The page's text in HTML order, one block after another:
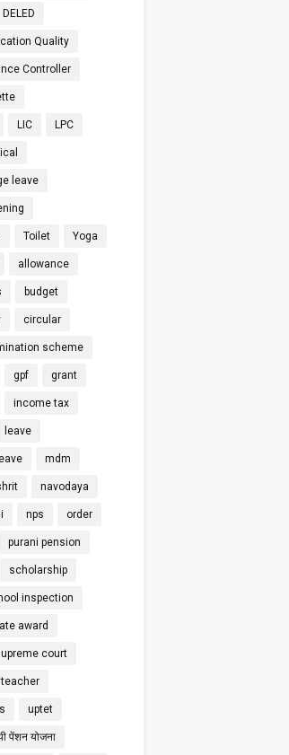
DELED
Quality
Controller
LIC LPC
leave
Toilet Yoga
allowance
budget
circular
scheme
gpf grant
income tax
leave
mdm
navodaya
nps order
purani pension
scholarship
inspection
award
court
teacher
uptet
पेंशन योजना